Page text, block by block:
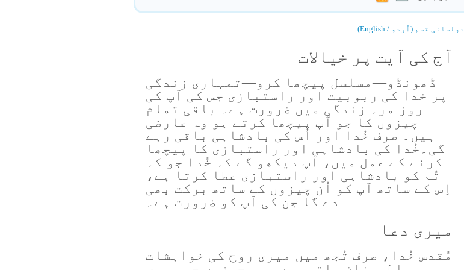
دولسانی قسم (اُردو / English)
آج کی آیت پر خیالات
ڈھونڈو—مسلسل پیچھا کرو—تمہاری زندگی
پر خدا کی ربوبیت اور راستبازی جس کی آپ کی
روز مرہ زندگی میں ضرورت ہے۔ باقی تمام
چیزوں کا جو آپ پیچھا کرتے ہو وہ عارضی
ہیں۔ صرف خُدا اور اُس کی بادشاہی باقی رہے
گی۔خُدا کی بادشاہی اور راستبازی کا پیچھا
کرنے کے عمل میں، آپ دیکھو گے کہ خُدا جو کہ
تُم کو بادشاہی اور راستبازی عطا کرتا ہے،
اِس کے ساتھ آپ کو اُن چیزوں کے ساتھ برکت بھی
دے گا جن کی آپ کو ضرورت ہے۔
میری دعا
مُقدس خُدا، صرف تُجھ میں میری روح کی خواہشات